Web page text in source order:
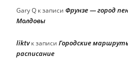
Gary Q к записи Фрунзе — город
Молдовы
liktvк записи Городские
расписание